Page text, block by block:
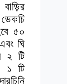
৫০
ঘি
২ টি
১ টি